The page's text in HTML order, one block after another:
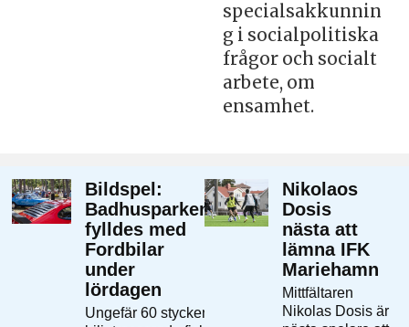
specialsakkunnin
g i socialpolitiska
frågor och socialt
arbete, om
ensamhet.